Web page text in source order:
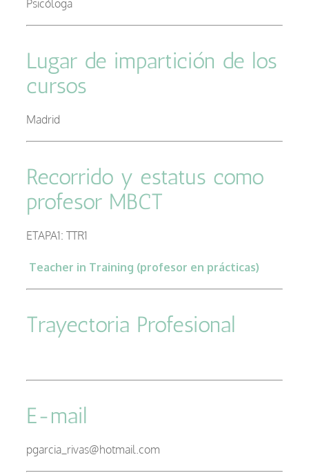
Psicóloga
Lugar de impartición de los
cursos
Madrid
Recorrido y estatus como
profesor MBCT
ETAPA1: TTR1
Teacher in Training (profesor en prácticas)
Trayectoria Profesional
E-mail
pgarcia_rivas@hotmail.com